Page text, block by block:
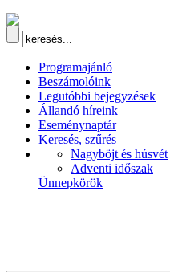
Programajánló
Beszámolóink
Legutóbbi bejegyzések
Állandó híreink
Eseménynaptár
Keresés, szűrés
Nagyböjt és húsvét
Adventi időszak
Ünnepkörök